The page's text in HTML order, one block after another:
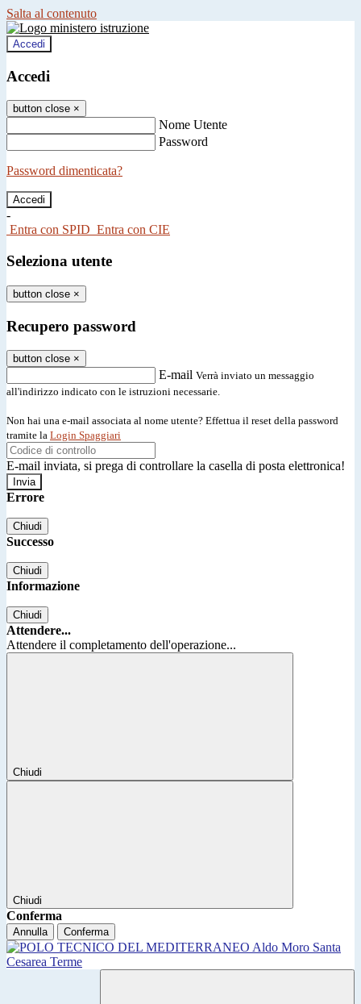
Salta al contenuto
Accedi
Accedi
button close ×
Nome Utente
Password
Password dimenticata?
-
Entra con SPID Entra con CIE
Seleziona utente
button close ×
Recupero password
button close ×
E-mail Verrà inviato un messaggio
all'indirizzo indicato con le istruzioni necessarie.
Non hai una e-mail associata al nome utente? Effettua il reset della password
tramite la Login Spaggiari
E-mail inviata, si prega di controllare la casella di posta elettronica!
Errore
Chiudi
Successo
Chiudi
Informazione
Chiudi
Attendere...
Attendere il completamento dell'operazione...
Chiudi
Chiudi
Conferma
Annulla Conferma